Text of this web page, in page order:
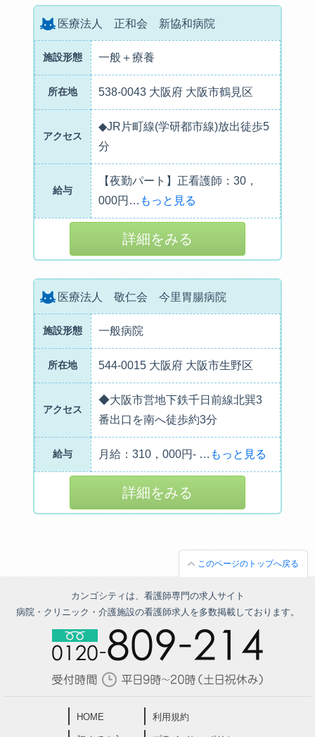
医療法人 正和会 新協和病院
施設形態 一般＋療養
所在地 538-0043 大阪府 大阪市鶴見区
アクセス
◆JR片町線(学研都市線)放出徒歩5
分
給与
【夜勤パート】正看護師：30，
000円 … もっと見る
詳細をみる
医療法人 敬仁会 今里胃腸病院
施設形態 一般病院
所在地 544-0015 大阪府 大阪市生野区
アクセス
◆大阪市営地下鉄千日前線北巽3
番出口を南へ徒歩約3分
給与 月給：310，000円- … もっと見る
詳細をみる
このページのトップへ戻る
カンゴシティは、看護師専門の求人サイト
病院・クリニック・介護施設の看護師求人を多数掲載しております。
HOME 利用規約